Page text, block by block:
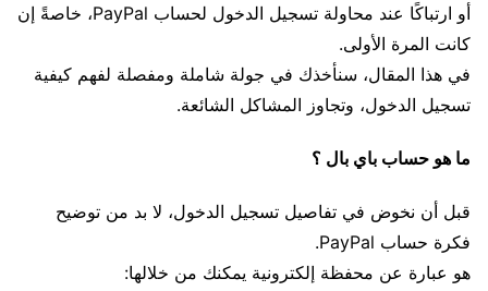
أو ارتباكًا عند محاولة تسجيل الدخول لحساب PayPal، خاصةً إن
كانت المرة الأولى.
في هذا المقال، سنأخذك في جولة شاملة ومفصلة لفهم كيفية
تسجيل الدخول، وتجاوز المشاكل الشائعة.
ما هو حساب باي بال ؟
قبل أن نخوض في تفاصيل تسجيل الدخول، لا بد من توضيح
فكرة حساب PayPal.
هو عبارة عن محفظة إلكترونية يمكنك من خلالها: